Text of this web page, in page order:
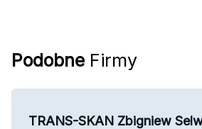
Podobne Firmy
TRANS-SKAN Zbigniew